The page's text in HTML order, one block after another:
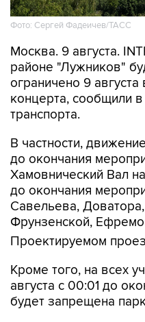
Фото: Сергей Фадеичев/ТАСС
Москва. 9 августа.
районе "Лужников"
ограничено 9
концерта, сообщили
транспорта.
В частности,
до окончания
Хамовнический Вал
до окончания
Савельева,
Фрунзенской,
Проектируемом
Кроме того, на всех
августа с 00:01 до
будет запрещена